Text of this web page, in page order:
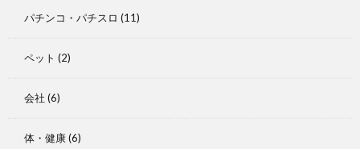
パチンコ・パチスロ (11)
ペット (2)
会社 (6)
体・健康(6)